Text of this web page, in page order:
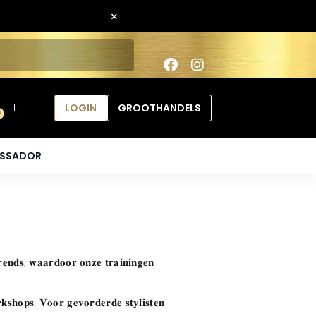
×
LOGIN GROOTHANDELS
𝐰𝐚𝐚𝐫𝐝𝐨𝐨𝐫 𝐨𝐧𝐳𝐞 𝐭𝐫𝐚𝐢𝐧𝐢𝐧𝐠𝐞𝐧
𝐕𝐨𝐨𝐫 𝐠𝐞𝐯𝐨𝐫𝐝𝐞𝐫𝐝𝐞 𝐬𝐭𝐲𝐥𝐢𝐬𝐭𝐞𝐧